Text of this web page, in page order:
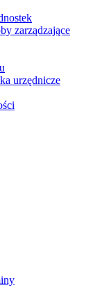
zarządzające
urzędnicze